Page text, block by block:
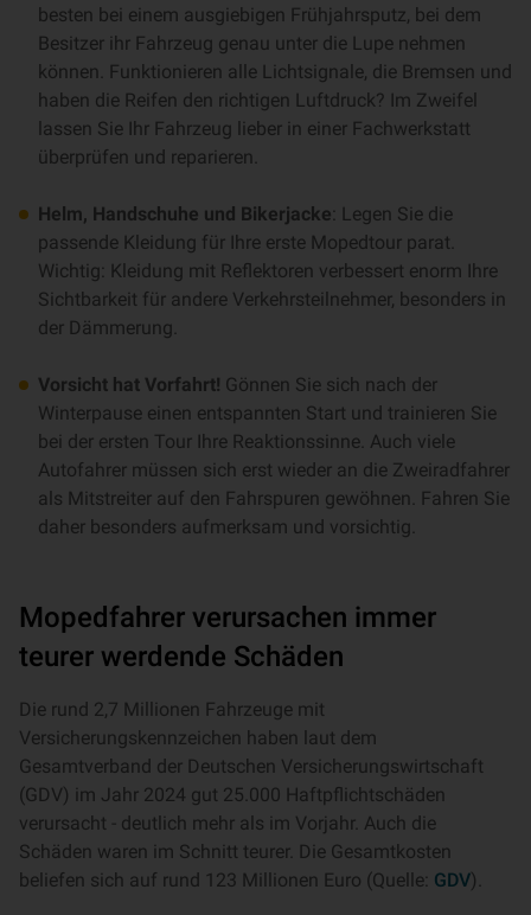
besten bei einem ausgiebigen Frühjahrsputz, bei dem
Besitzer ihr Fahrzeug genau unter die Lupe nehmen
können. Funktionieren alle Lichtsignale, die Bremsen und
haben die Reifen den richtigen Luftdruck? Im Zweifel
lassen Sie Ihr Fahrzeug lieber in einer Fachwerkstatt
überprüfen und reparieren.
Helm, Handschuhe und Bikerjacke: Legen Sie die
passende Kleidung für Ihre erste Mopedtour parat.
Wichtig: Kleidung mit Reflektoren verbessert enorm Ihre
Sichtbarkeit für andere Verkehrsteilnehmer, besonders in
der Dämmerung.
Vorsicht hat Vorfahrt! Gönnen Sie sich nach der
Winterpause einen entspannten Start und trainieren Sie
bei der ersten Tour Ihre Reaktionssinne. Auch viele
Autofahrer müssen sich erst wieder an die Zweiradfahrer
als Mitstreiter auf den Fahrspuren gewöhnen. Fahren Sie
daher besonders aufmerksam und vorsichtig.
Mopedfahrer verursachen immer
teurer werdende Schäden
Die rund 2,7 Millionen Fahrzeuge mit
Versicherungskennzeichen haben laut dem
Gesamtverband der Deutschen Versicherungswirtschaft
(GDV) im Jahr 2024 gut 25.000 Haftpflichtschäden
verursacht - deutlich mehr als im Vorjahr. Auch die
Schäden waren im Schnitt teurer. Die Gesamtkosten
beliefen sich auf rund 123 Millionen Euro (Quelle: GDV).